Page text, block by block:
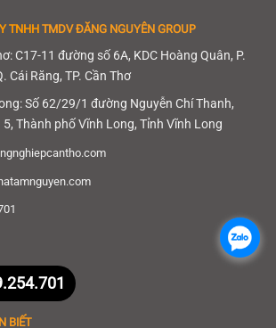
TNHH TMDV ĐĂNG NGUYÊN GROUP
C17-11 đường số 6A, KDC Hoàng Quân, P.
Cái Răng, TP. Cần Thơ
Số 62/29/1 đường Nguyễn Chí Thanh,
Thành phố Vĩnh Long, Tỉnh Vĩnh Long
BIẾT
..